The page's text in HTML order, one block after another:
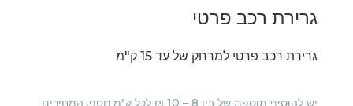
גרירת רכב פרטי
גרירת רכב פרטי למרחק של עד 15 ק"מ
יש להוסיף תוספת של בין 8 – 10 ₪ לכל ק"מ נוסף. המחירים